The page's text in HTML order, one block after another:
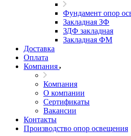
Фундамент опор
Закладная ЗФ
ЗДФ закладная
Закладная ФМ
Доставка
Оплата
Компания
Компания
О компании
Сертификаты
Вакансии
Контакты
Производство опор освещения